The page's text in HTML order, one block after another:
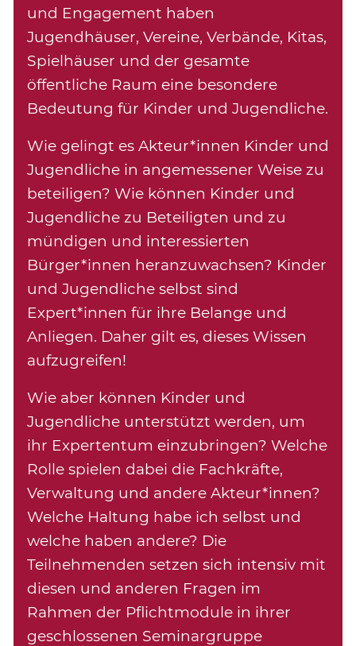
und Engagement haben
Jugendhäuser, Vereine, Verbände, Kitas,
Spielhäuser und der gesamte
öffentliche Raum eine besondere
Bedeutung für Kinder und Jugendliche.
Wie gelingt es Akteur*innen Kinder und
Jugendliche in angemessener Weise zu
beteiligen? Wie können Kinder und
Jugendliche zu Beteiligten und zu
mündigen und interessierten
Bürger*innen heranzuwachsen? Kinder
und Jugendliche selbst sind
Expert*innen für ihre Belange und
Anliegen. Daher gilt es, dieses Wissen
aufzugreifen!
Wie aber können Kinder und
Jugendliche unterstützt werden, um
ihr Expertentum einzubringen? Welche
Rolle spielen dabei die Fachkräfte,
Verwaltung und andere Akteur*innen?
Welche Haltung habe ich selbst und
welche haben andere? Die
Teilnehmenden setzen sich intensiv mit
diesen und anderen Fragen im
Rahmen der Pflichtmodule in ihrer
geschlossenen Seminargruppe